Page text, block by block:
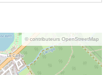
© contributeurs OpenStreetMap